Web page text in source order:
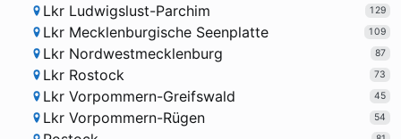
Lkr Ludwigslust-Parchim 129
Lkr Mecklenburgische Seenplatte 109
Lkr Nordwestmecklenburg 87
Lkr Rostock 73
Lkr Vorpommern-Greifswald 45
Lkr Vorpommern-Rügen 54